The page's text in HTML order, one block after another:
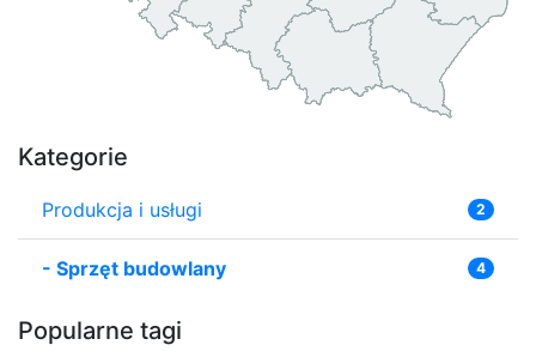
Kategorie
Produkcja i usługi 2
- Sprzęt budowlany 4
Popularne tagi